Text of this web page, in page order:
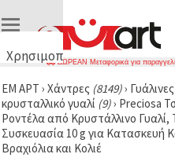
Χρησιμοποιούμε
🍪
Χρησιμοποιούμε
cookies και
παρόμοιες
τεχνολογίες
για να
ΔΩΡΕΑΝ Μεταφορικά για
ΕΜ ΑΡΤ › Χάντρες (8149)›
κρυσταλλικό γυαλί (9)› Preciosa
Ροντέλα από Κρυστάλλινο
Συσκευασία 10 g για Κατασκευή
Βραχιόλια και Κολιέ